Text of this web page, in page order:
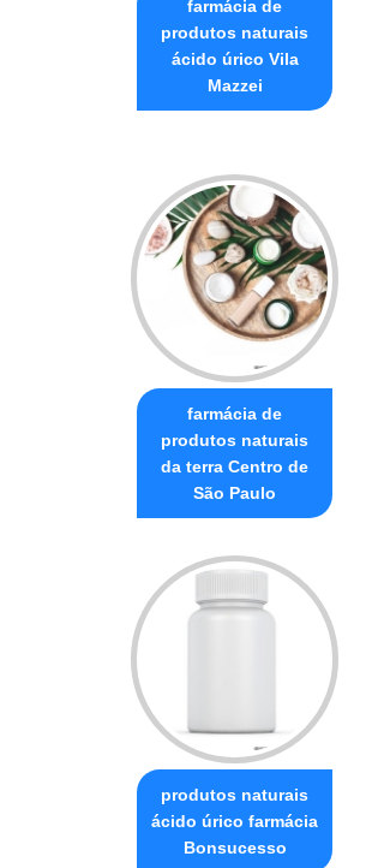
farmácia de
produtos naturais
ácido úrico Vila
Mazzei
farmácia de
produtos naturais
da terra Centro de
São Paulo
produtos naturais
ácido úrico farmácia
Bonsucesso